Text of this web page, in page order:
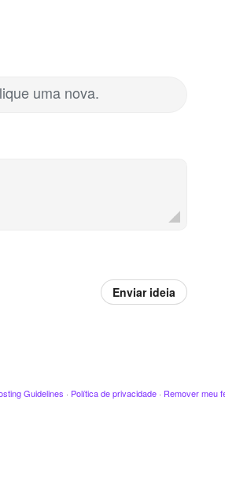
uma nova.
Enviar ideia
Guidelines · Política de privacidade · Remover meu